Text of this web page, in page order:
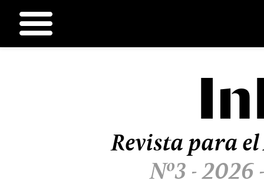
Revista para
Nº3 - 2026